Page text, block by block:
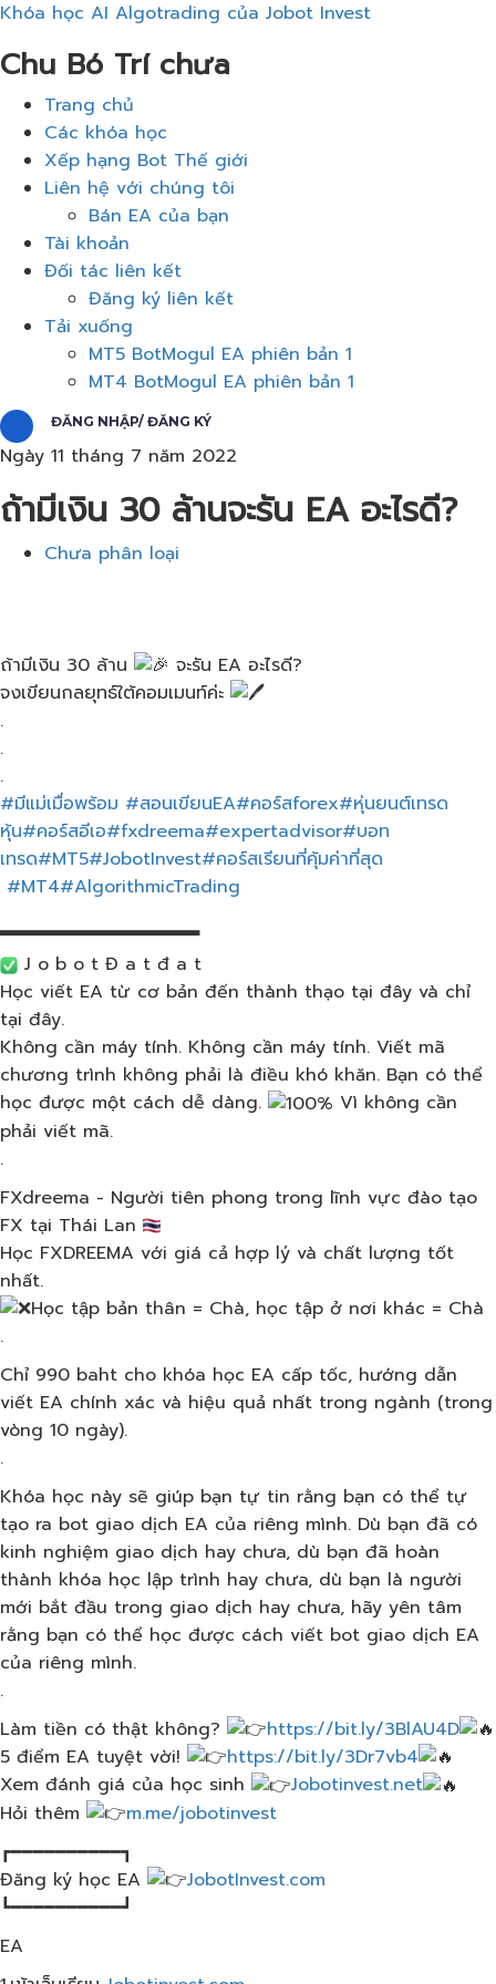
Khóa học AI Algotrading của Jobot Invest
Chu Bó Trí chưa
Thực
đơn
Trang chủ
Các khóa học
Xếp hạng Bot Thế giới
Liên hệ với chúng tôi
Bán EA của bạn
Tài khoản
Đối tác liên kết
Đăng ký liên kết
Tải xuống
MT5 BotMogul EA phiên bản 1
MT4 BotMogul EA phiên bản 1
ĐĂNG NHẬP/ ĐĂNG KÝ
Ngày 11 tháng 7 năm 2022
ถ้ามีเงิน​ 30​ ล้าน​จะรัน​ EA​ อะไรดี?
Chưa phân loại
ถ้ามีเงิน​ 30​ ล้าน​
จะรัน​ EA​ อะไรดี?
จงเขียนกลยุทธ์​ใต้คอมเมนท์​ค่ะ​
.
.
.
#มีแม่เมื่อพร้อม #สอนเขียนEA#คอร์สforex#หุ่นยนต์เทรด
หุ้น#คอร์สอีเอ#fxdreema#expertadvisor#บอท
เทรด#MT5#JobotInvest#คอร์สเรียนที่คุ้มค่าที่สุด
#MT4#AlgorithmicTrading
▂▂▂▂▂▂▂▂▂▂▂▂▂▂▂
J o b o t Đ a t đ a t
Học viết EA từ cơ bản đến thành thạo tại đây và chỉ
tại đây.
Không cần máy tính. Không cần máy tính. Viết mã
chương trình không phải là điều khó khăn. Bạn có thể
học được một cách dễ dàng.
Vì không cần
phải viết mã.
.
FXdreema - Người tiên phong trong lĩnh vực đào tạo
FX tại Thái Lan
Học FXDREEMA với giá cả hợp lý và chất lượng tốt
nhất.
Học tập bản thân = Chà, học tập ở nơi khác = Chà
.
Chỉ 990 baht cho khóa học EA cấp tốc, hướng dẫn
viết EA chính xác và hiệu quả nhất trong ngành (trong
vòng 10 ngày).
.
Khóa học này sẽ giúp bạn tự tin rằng bạn có thể tự
tạo ra bot giao dịch EA của riêng mình. Dù bạn đã có
kinh nghiệm giao dịch hay chưa, dù bạn đã hoàn
thành khóa học lập trình hay chưa, dù bạn là người
mới bắt đầu trong giao dịch hay chưa, hãy yên tâm
rằng bạn có thể học được cách viết bot giao dịch EA
của riêng mình.
.
Làm tiền có thật không?
https://bit.ly/3BlAU4D
5 điểm EA tuyệt vời!
https://bit.ly/3Dr7vb4
Xem đánh giá của học sinh
Jobotinvest.net
Hỏi thêm
m.me/jobotinvest​
┏━━━━━━━━━━┓
Đăng ký học EA
JobotInvest.com
┗━━━━━━━━━━┛
EA